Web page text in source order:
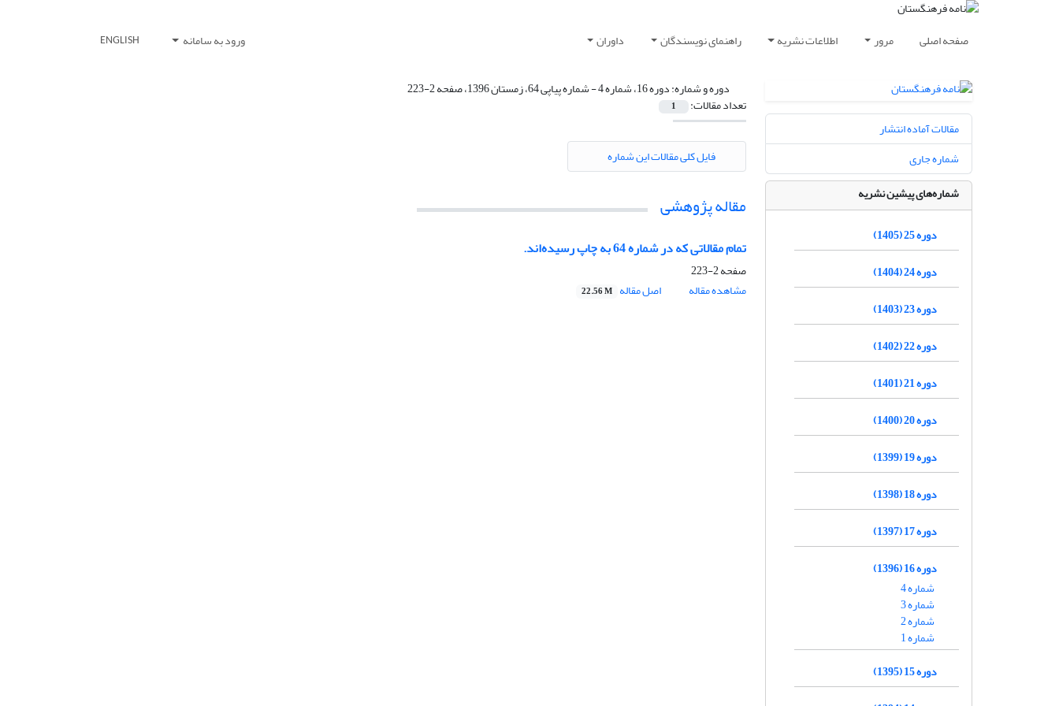
صفحه اصلی مرور اطلاعات نشریه راهنمای نویسندگان داوران ورود به سامانه ENGLISH
دوره و شماره:دوره 16، شماره 4 - شماره پیاپی 64، زمستان 1396، صفحه 2-223
تعداد مقالات: 1
فایل کلی مقالات این شماره
مقاله پژوهشی
تمام مقالاتی که در شماره 64 به چاپ رسیده‌اند.
صفحه2-223
مشاهده مقاله
اصل مقاله 22.56 M
مقالات آماده انتشار
شماره جاری
شماره‌های پیشین نشریه
دوره 25 (1405)
دوره 24 (1404)
دوره 23 (1403)
دوره 22 (1402)
دوره 21 (1401)
دوره 20 (1400)
دوره 19 (1399)
دوره 18 (1398)
دوره 17 (1397)
دوره 16 (1396)
شماره 4
شماره 3
شماره 2
شماره 1
دوره 15 (1395)